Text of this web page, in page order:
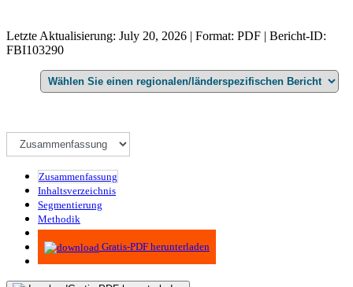
Letzte Aktualisierung: July 20, 2026 | Format: PDF | Bericht-ID:
FBI103290
Zusammenfassung
Inhaltsverzeichnis
Segmentierung
Methodik
Infografiken
Gratis-PDF herunterladen